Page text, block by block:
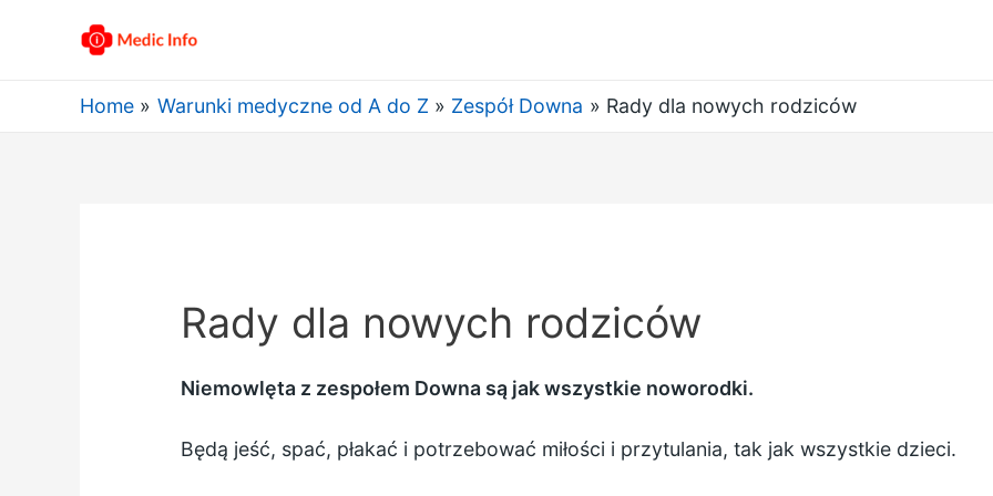
Home Warunki medyczne od A do Z Zespół Downa Rady dla nowych rodziców
Rady dla nowych rodziców
Niemowlęta z zespołem Downa są jak wszystkie noworodki.
Będą jeść, spać, płakać i potrzebować miłości i przytulania, tak jak wszystkie dzieci.